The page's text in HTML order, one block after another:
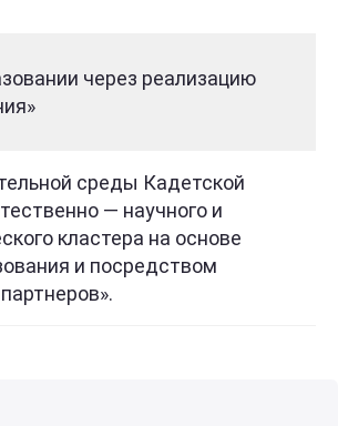
через реализацию
среды Кадетской
— научного и
кластера на основе
и посредством